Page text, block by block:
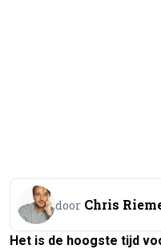
door Chris
Het is de hoogste tijd